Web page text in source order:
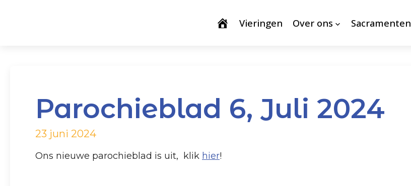
Vieringen Over ons Sacramenten
Parochieblad 6, Juli 2024
23 juni 2024
Ons nieuwe parochieblad is uit, klik hier!